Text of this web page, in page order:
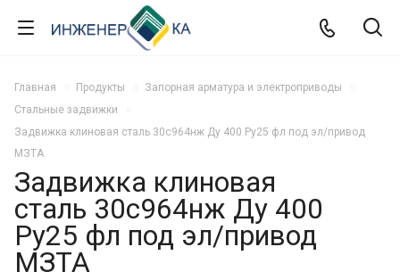
Главная Продукты
Запорная арматура и электроприводы
Стальные задвижки
Задвижка клиновая сталь 30с964нж Ду 400 Ру25 фл под эл/привод
МЗТА
Задвижка клиновая
сталь 30с964нж Ду 400
Ру25 фл под эл/привод
МЗТА